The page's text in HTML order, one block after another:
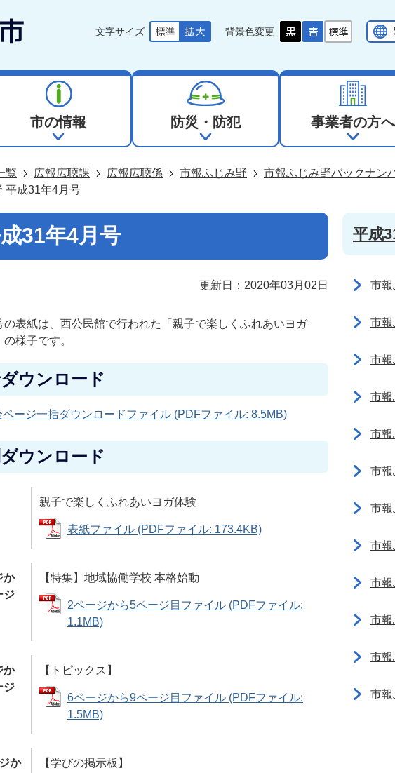
文字サイズ 背景色変更
市の情報 防災・防犯 事業者の方へ
覧 広報広聴課 広報広聴係 市報ふじみ野 市報ふじみ野バックナン
平成31年4月号
31年4月号
更新日：2020年03月02日
の表紙は、西公民館で行われた「親子で楽しくふれあいヨガ
様子です。
ウンロード
ページ一括ダウンロードファイル (PDFファイル: 8.5MB)
ウンロード
親子で楽しくふれあいヨガ体験
表紙ファイル (PDFファイル: 173.4KB)
か
ジ
【特集】地域協働学校 本格始動
2ページから5ページ目ファイル (PDFファイル:
1.1MB)
か
ジ
【トピックス】
6ページから9ページ目ファイル (PDFファイル:
1.5MB)
か
【学びの掲示板】
平成
市
市
市
市
市
市
市
市
市
市
市
市